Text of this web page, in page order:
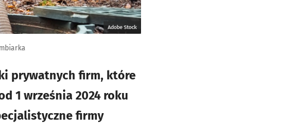
Adobe Stock
prywatnych firm, które
1 września 2024 roku
firmy